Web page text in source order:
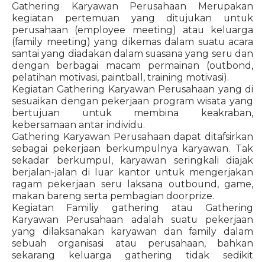
Gathering Karyawan Perusahaan Merupakan
kegiatan pertemuan yang ditujukan untuk
perusahaan (employee meeting) atau keluarga
(family meeting) yang dikemas dalam suatu acara
santai yang diadakan dalam suasana yang seru dan
dengan berbagai macam permainan (outbond,
pelatihan motivasi, paintball, training motivasi).
Kegiatan Gathering Karyawan Perusahaan yang di
sesuaikan dengan pekerjaan program wisata yang
bertujuan untuk membina keakraban,
kebersamaan antar individu.
Gathering Karyawan Perusahaan dapat ditafsirkan
sebagai pekerjaan berkumpulnya karyawan. Tak
sekadar berkumpul, karyawan seringkali diajak
berjalan-jalan di luar kantor untuk mengerjakan
ragam pekerjaan seru laksana outbound, game,
makan bareng serta pembagian doorprize.
Kegiatan Familiy gathering atau Gathering
Karyawan Perusahaan adalah suatu pekerjaan
yang dilaksanakan karyawan dan family dalam
sebuah organisasi atau perusahaan, bahkan
sekarang keluarga gathering tidak sedikit